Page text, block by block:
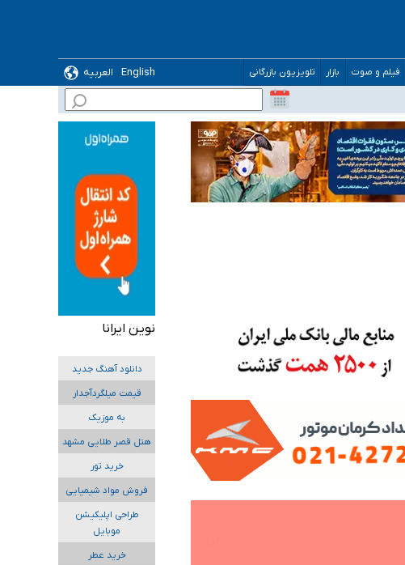
فیلم و صوت بازار تلویزیون بازرگانی English
العربیه
می‌شود
نوین ایرانا
دانلود آهنگ جدید
قیمت میلگردآجدار
به موزیک
هتل قصر طلایی مشهد
خرید تور
فروش مواد شیمیایی
طراحی اپلیکیشن
موبایل
خرید عطر